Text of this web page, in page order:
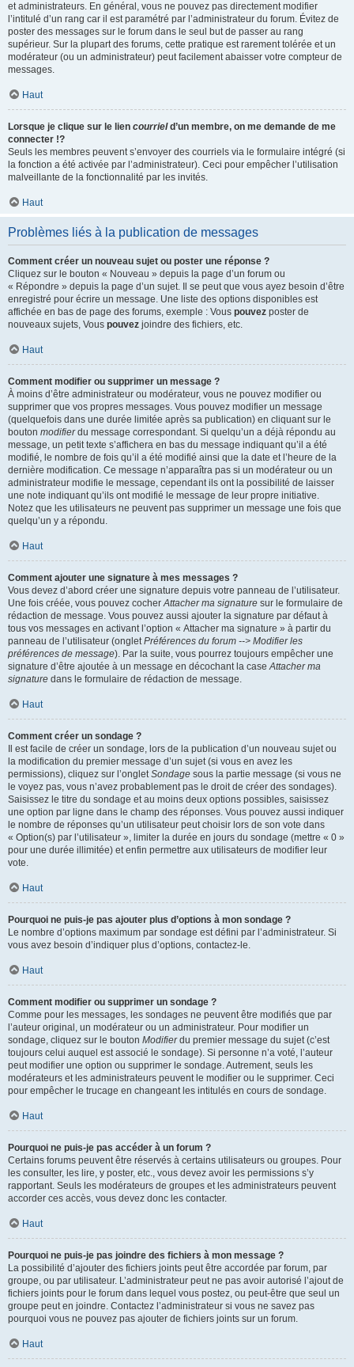
et administrateurs. En général, vous ne pouvez pas directement modifier
l’intitulé d’un rang car il est paramétré par l’administrateur du forum. Évitez de
poster des messages sur le forum dans le seul but de passer au rang
supérieur. Sur la plupart des forums, cette pratique est rarement tolérée et un
modérateur (ou un administrateur) peut facilement abaisser votre compteur de
messages.
Haut
Lorsque je clique sur le lien courrield’un membre, on me demande de me
connecter !?
Seuls les membres peuvent s’envoyer des courriels via le formulaire intégré (si
la fonction a été activée par l’administrateur). Ceci pour empêcher l’utilisation
malveillante de la fonctionnalité par les invités.
Haut
Problèmes liés à la publication de messages
Comment créer un nouveau sujet ou poster une réponse ?
Cliquez sur le bouton « Nouveau » depuis la page d’un forum ou
« Répondre » depuis la page d’un sujet. Il se peut que vous ayez besoin d’être
enregistré pour écrire un message. Une liste des options disponibles est
affichée en bas de page des forums, exemple : Vous pouvez poster de
nouveaux sujets, Vous pouvez joindre des fichiers, etc.
Haut
Comment modifier ou supprimer un message ?
À moins d’être administrateur ou modérateur, vous ne pouvez modifier ou
supprimer que vos propres messages. Vous pouvez modifier un message
(quelquefois dans une durée limitée après sa publication) en cliquant sur le
bouton modifierdu message correspondant. Si quelqu’un a déjà répondu au
message, un petit texte s’affichera en bas du message indiquant qu’il a été
modifié, le nombre de fois qu’il a été modifié ainsi que la date et l’heure de la
dernière modification. Ce message n’apparaîtra pas si un modérateur ou un
administrateur modifie le message, cependant ils ont la possibilité de laisser
une note indiquant qu’ils ont modifié le message de leur propre initiative.
Notez que les utilisateurs ne peuvent pas supprimer un message une fois que
quelqu’un y a répondu.
Haut
Comment ajouter une signature à mes messages ?
Vous devez d’abord créer une signature depuis votre panneau de l’utilisateur.
Une fois créée, vous pouvez cocherAttacher ma signature sur le formulaire de
rédaction de message. Vous pouvez aussi ajouter la signature par défaut à
tous vos messages en activant l’option « Attacher ma signature » à partir du
panneau de l’utilisateur (ongletPréférences du forum --> Modifier les
préférences de message). Par la suite, vous pourrez toujours empêcher une
signature d’être ajoutée à un message en décochant la caseAttacher ma
signature dans le formulaire de rédaction de message.
Haut
Comment créer un sondage ?
Il est facile de créer un sondage, lors de la publication d’un nouveau sujet ou
la modification du premier message d’un sujet (si vous en avez les
permissions), cliquez sur l’ongletSondage sous la partie message (si vous ne
le voyez pas, vous n’avez probablement pas le droit de créer des sondages).
Saisissez le titre du sondage et au moins deux options possibles, saisissez
une option par ligne dans le champ des réponses. Vous pouvez aussi indiquer
le nombre de réponses qu’un utilisateur peut choisir lors de son vote dans
« Option(s) par l’utilisateur », limiter la durée en jours du sondage (mettre « 0 »
pour une durée illimitée) et enfin permettre aux utilisateurs de modifier leur
vote.
Haut
Pourquoi ne puis-je pas ajouter plus d’options à mon sondage ?
Le nombre d’options maximum par sondage est défini par l’administrateur. Si
vous avez besoin d’indiquer plus d’options, contactez-le.
Haut
Comment modifier ou supprimer un sondage ?
Comme pour les messages, les sondages ne peuvent être modifiés que par
l’auteur original, un modérateur ou un administrateur. Pour modifier un
sondage, cliquez sur le bouton Modifierdu premier message du sujet (c’est
toujours celui auquel est associé le sondage). Si personne n’a voté, l’auteur
peut modifier une option ou supprimer le sondage. Autrement, seuls les
modérateurs et les administrateurs peuvent le modifier ou le supprimer. Ceci
pour empêcher le trucage en changeant les intitulés en cours de sondage.
Haut
Pourquoi ne puis-je pas accéder à un forum ?
Certains forums peuvent être réservés à certains utilisateurs ou groupes. Pour
les consulter, les lire, y poster, etc., vous devez avoir les permissions s’y
rapportant. Seuls les modérateurs de groupes et les administrateurs peuvent
accorder ces accès, vous devez donc les contacter.
Haut
Pourquoi ne puis-je pas joindre des fichiers à mon message ?
La possibilité d’ajouter des fichiers joints peut être accordée par forum, par
groupe, ou par utilisateur. L’administrateur peut ne pas avoir autorisé l’ajout de
fichiers joints pour le forum dans lequel vous postez, ou peut-être que seul un
groupe peut en joindre. Contactez l’administrateur si vous ne savez pas
pourquoi vous ne pouvez pas ajouter de fichiers joints sur un forum.
Haut